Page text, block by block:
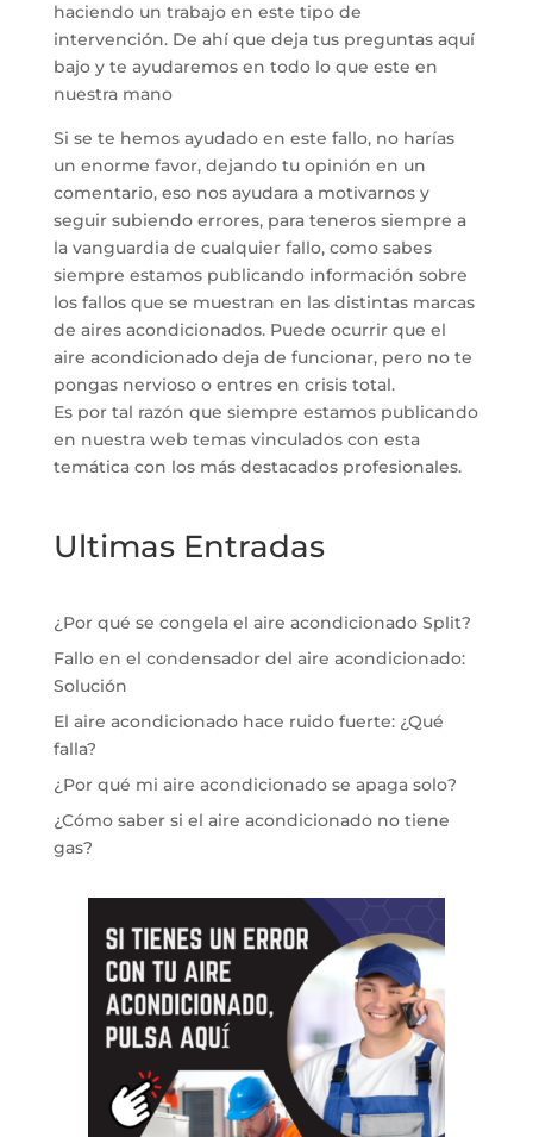
haciendo un trabajo en este tipo de
intervención. De ahí que deja tus preguntas aquí
bajo y te ayudaremos en todo lo que este en
nuestra mano
Si se te hemos ayudado en este fallo, no harías
un enorme favor, dejando tu opinión en un
comentario, eso nos ayudara a motivarnos y
seguir subiendo errores, para teneros siempre a
la vanguardia de cualquier fallo, como sabes
siempre estamos publicando información sobre
los fallos que se muestran en las distintas marcas
de aires acondicionados. Puede ocurrir que el
aire acondicionado deja de funcionar, pero no te
pongas nervioso o entres en crisis total.
Es por tal razón que siempre estamos publicando
en nuestra web temas vinculados con esta
temática con los más destacados profesionales.
Ultimas Entradas
¿Por qué se congela el aire acondicionado Split?
Fallo en el condensador del aire acondicionado:
Solución
El aire acondicionado hace ruido fuerte: ¿Qué
falla?
¿Por qué mi aire acondicionado se apaga solo?
¿Cómo saber si el aire acondicionado no tiene
gas?